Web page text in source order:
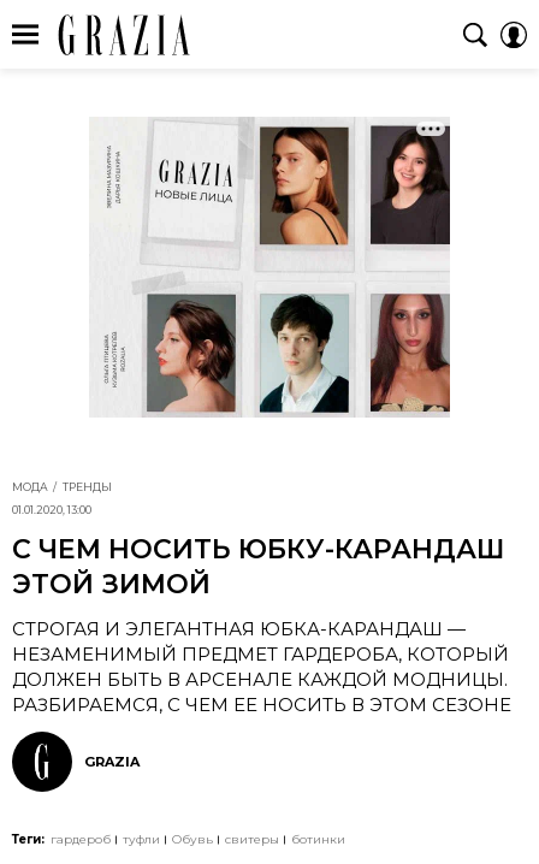
МОДА
ТРЕНДЫ
01.01.2020, 13:00
С ЧЕМ НОСИТЬ ЮБКУ-КАРАНДАШ
ЭТОЙ ЗИМОЙ
СТРОГАЯ И ЭЛЕГАНТНАЯ ЮБКА-КАРАНДАШ —
НЕЗАМЕНИМЫЙ ПРЕДМЕТ ГАРДЕРОБА, КОТОРЫЙ
ДОЛЖЕН БЫТЬ В АРСЕНАЛЕ КАЖДОЙ МОДНИЦЫ.
РАЗБИРАЕМСЯ, С ЧЕМ ЕЕ НОСИТЬ В ЭТОМ СЕЗОНЕ
GRAZIA
Теги: гардероб туфли Обувь свитеры ботинки